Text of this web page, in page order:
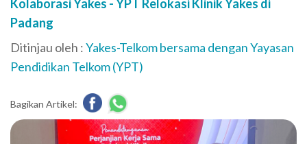
Kolaborasi Yakes - YPT Relokasi Klinik Yakes di
Padang
Ditinjau oleh :Yakes-Telkom bersama dengan Yayasan
Pendidikan Telkom (YPT)
Bagikan Artikel: